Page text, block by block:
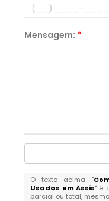
Mensagem: *
O texto acima "
Usadas em Assis" é
parcial ou total,